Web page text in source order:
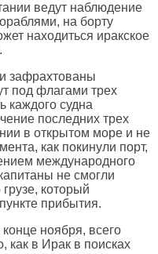
ведут наблюдение
на борту
находиться иракское
зафрахтованы
под флагами трех
каждого судна
последних трех
в открытом море и не
как покинули порт,
международного
не смогли
который
прибытия.
ноября, всего
как в Ирак в поисках